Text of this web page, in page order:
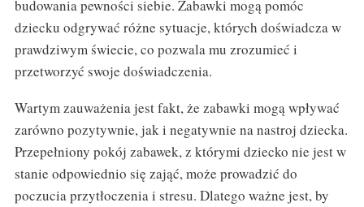
budowania pewności siebie. Zabawki mogą pomóc
dziecku odgrywać różne sytuacje, których doświadcza w
prawdziwym świecie, co pozwala mu zrozumieć i
przetworzyć swoje doświadczenia.
Wartym zauważenia jest fakt, że zabawki mogą wpływać
zarówno pozytywnie, jak i negatywnie na nastroj dziecka.
Przepełniony pokój zabawek, z którymi dziecko nie jest w
stanie odpowiednio się zająć, może prowadzić do
poczucia przytłoczenia i stresu. Dlatego ważne jest, by